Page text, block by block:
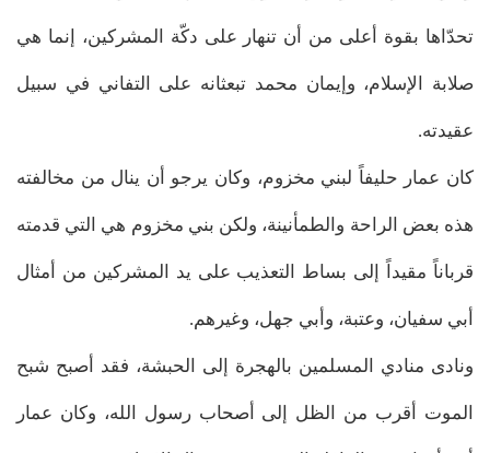
تحدّاها بقوة أعلى من أن تنهار على دكّة المشركين، إنما هي
صلابة الإسلام، وإيمان محمد تبعثانه على التفاني في سبيل
عقيدته.
كان عمار حليفاً لبني مخزوم، وكان يرجو أن ينال من مخالفته
هذه بعض الراحة والطمأنينة، ولكن بني مخزوم هي التي قدمته
قرباناً مقيداً إلى بساط التعذيب على يد المشركين من أمثال
أبي سفيان، وعتبة، وأبي جهل، وغيرهم.
ونادى منادي المسلمين بالهجرة إلى الحبشة، فقد أصبح شبح
الموت أقرب من الظل إلى أصحاب رسول الله، وكان عمار